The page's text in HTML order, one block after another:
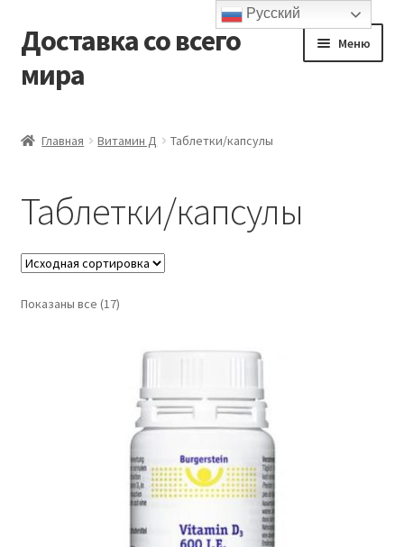
Перейти
к
навигации
Перейти
к
содержимому
Доставка со всего
мира
Меню
Корзина
Мой аккаунт
Оформление заказа
Подтверждение заказа
Главная Витамин Д Таблетки/капсулы
Таблетки/капсулы
Показаны все (17)
Русский